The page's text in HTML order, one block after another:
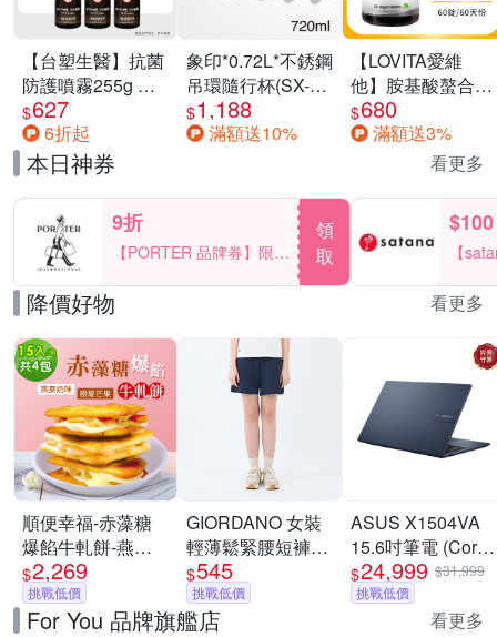
【台塑生醫】抗菌
防護噴霧255g 三
入組
$627
6折起
象印*0.72L*不銹鋼
吊環隨行杯(SX-
LA72H)
$1,188
滿額送10%
【LOVITA愛維
他】胺基酸螯合鋅
x2瓶30mg素食錠
(鋅錠)
$680
滿額送3%
本日神券 看更多
9折
【PORTER 品牌券】限時
2天 滿2000享9折
領
取
$100
【
一件
降價好物 看更多
順便幸福-赤藻糖
爆餡牛軋餅-燕麥
奶味x2包+戀夏芒
果x2包(果乾 下午
茶)
$2,269
挑戰低價
GIORDANO 女裝
輕薄鬆緊腰短褲
【四色任選】
$545
挑戰低價
ASUS X1504VA
15.6吋筆電 (Core
7-150U /
8GB+8GB/1TB/午
夜藍/Vivobook 15)
$24,999 $31,999
挑戰低價
For You 品牌旗艦店 看更多